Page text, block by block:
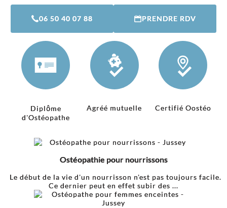
06 50 40 07 88 PRENDRE RDV
Diplôme
d'Ostéopathe
Agréé mutuelle Certifié Oostéo
Ostéopathie pour nourrissons
Le début de la vie d'un nourrisson n'est pas toujours facile.
Ce dernier peut en effet subir des ...